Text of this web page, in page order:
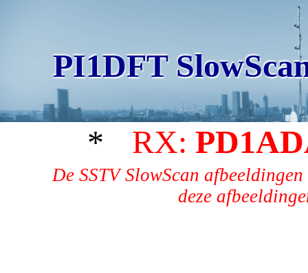
PI1DFT
* RX:
De SSTV SlowScan
deze